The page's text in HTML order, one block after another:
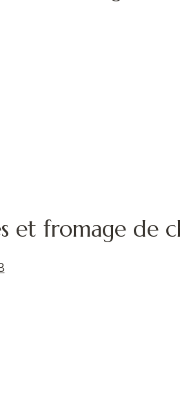
et fromage de